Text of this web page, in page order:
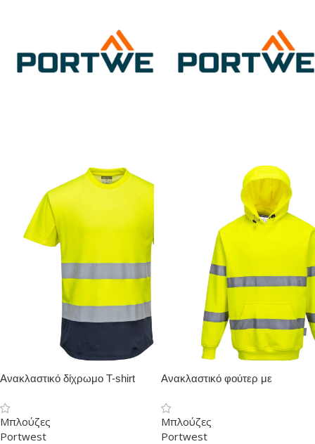
Ανακλαστικό δίχρωμο T-shirt
Μπλούζες
Portwest
Ανακλαστικό φούτερ με
Μπλούζες
Portwest